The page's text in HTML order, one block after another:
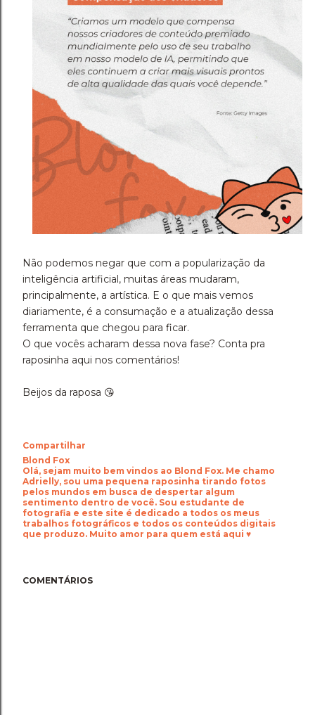
Não podemos negar que com a popularização da
inteligência artificial, muitas áreas mudaram,
principalmente, a artística. E o que mais vemos
diariamente, é a consumação e a atualização dessa
ferramenta que chegou para ficar.
O que vocês acharam dessa nova fase? Conta pra
raposinha aqui nos comentários!
Beijos da raposa 😘
Compartilhar
Blond Fox
Olá, sejam muito bem vindos ao Blond Fox. Me chamo
Adrielly, sou uma pequena raposinha tirando fotos
pelos mundos em busca de despertar algum
sentimento dentro de você. Sou estudante de
fotografia e este site é dedicado a todos os meus
trabalhos fotográficos e todos os conteúdos digitais
que produzo. Muito amor para quem está aqui ♥
COMENTÁRIOS